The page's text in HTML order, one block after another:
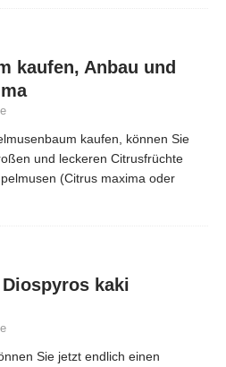
kaufen, Anbau und
kaufen, können Sie
und leckeren Citrusfrüchte
(Citrus maxima oder
kaki
Sie jetzt endlich einen